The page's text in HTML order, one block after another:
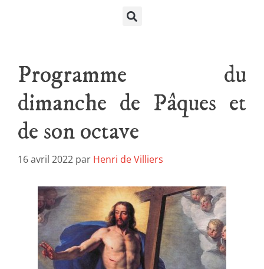
Programme du
dimanche de Pâques et
de son octave
16 avril 2022 par Henri de Villiers